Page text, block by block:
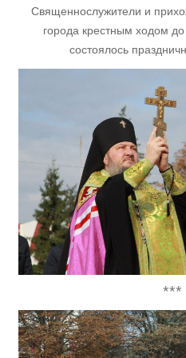
Священнослужители и
города крестным ходом
состоялось
***